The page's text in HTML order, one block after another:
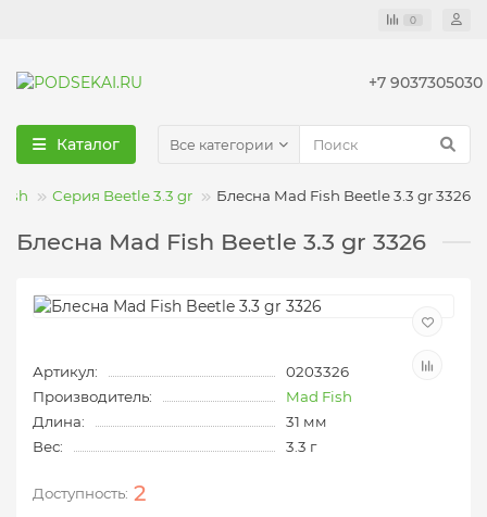
0
+7 9037305030
Каталог Все категории
Серия Beetle 3.3 gr Блесна Mad Fish Beetle 3.3 gr 3326
Блесна Mad Fish Beetle 3.3 gr 3326
Артикул:
0203326
Производитель:
Mad Fish
Длина:
31 мм
Вес:
3.3 г
2